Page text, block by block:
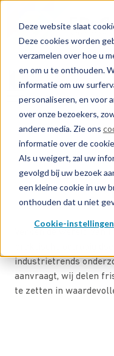
Deze website slaat
Deze cookies worden
verzamelen over hoe u
en om u te onthouden.
informatie om uw
personaliseren, en voor
over onze bezoekers,
andere media. Zie ons
informatie over de
Als u weigert, zal uw
gevolgd bij uw bezoek
een kleine cookie in uw
onthouden dat u niet
Cookie-instellingen
Verken de wereld van
praktische
industrietrends
aanvraagt, wij delen
te zetten in